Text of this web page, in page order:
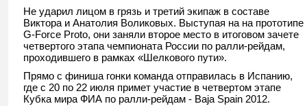
Не ударил лицом в грязь и третий экипаж в составе
Виктора и Анатолия Воликовых. Выступая на на прототипе
G-Force Proto, они заняли второе место в итоговом зачете
четвертого этапа чемпионата России по ралли-рейдам,
проходившего в рамках «Шелкового пути».
Прямо с финиша гонки команда отправилась в Испанию,
где с 20 по 22 июля примет участие в четвертом этапе
Кубка мира ФИА по ралли-рейдам - Baja Spain 2012.